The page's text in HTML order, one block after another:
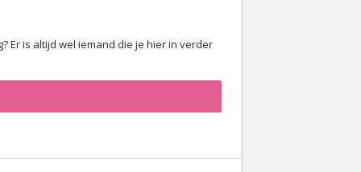
Er is altijd wel iemand die je hier in verder